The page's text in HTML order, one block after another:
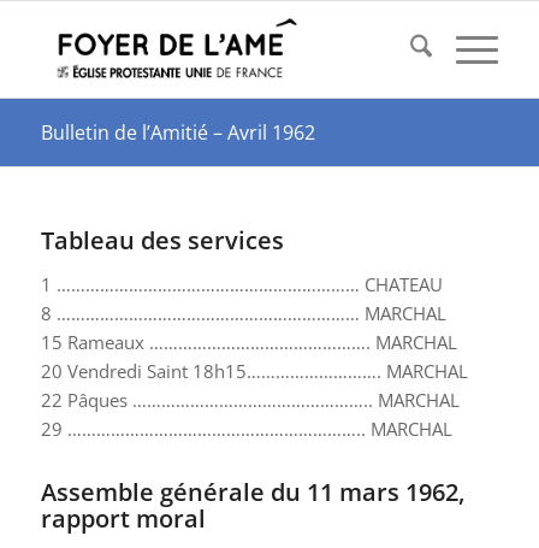
Bulletin de l’Amitié – Avril 1962
Tableau des services
1 ……………………………………………………… CHATEAU
8 ……………………………………………………… MARCHAL
15 Rameaux ………………………………………. MARCHAL
20 Vendredi Saint 18h15………………………. MARCHAL
22 Pâques ………………………………………….. MARCHAL
29 …………………………………………………….. MARCHAL
Assemble générale du 11 mars 1962,
rapport moral